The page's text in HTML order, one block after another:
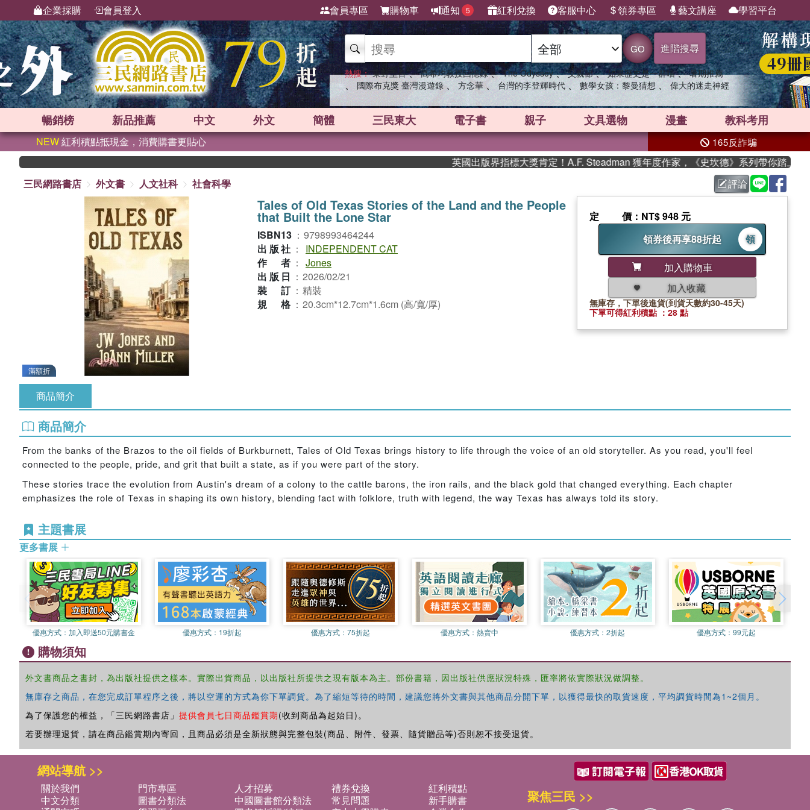
企業採購 會員登入 會員專區 購物車 通知 5 紅利兌換 客服中心 領券專區 藝文講座 學習平台
GO 進階搜尋
熱搜： 東野圭吾 、 高希均教授回憶錄 、 The Odyssey 、 父親節 、 如果歷史是一群喵 、 暑期推薦
、 國際布克獎 臺灣漫遊錄 、 方念華 、 台灣的李登輝時代 、 數學女孩：黎曼猜想 、 偉大的迷走神經
暢銷榜 新品推薦 中文 外文 簡體 三民東大 電子書 親子 文具選物 漫畫 教科考用
NEW紅利積點抵現金，消費購書更貼心 165反詐騙
英國出版界指標大獎肯定！A.F. Steadman 獲年度作家，《史坎德》系列帶你踏上熱血奇
三民網路書店
外文書 人文社科 社會科學 評論
滿額折
Tales of Old Texas Stories of the Land and the People
that Built the Lone Star
ISBN13 ： 9798993464244
出版社 ：
INDEPENDENT CAT
作者 ： Jones
出版日 ： 2026/02/21
裝訂 ： 精裝
規格 ： 20.3cm*12.7cm*1.6cm (高/寬/厚)
定價 ：NT$ 948 元
領券後再享88折起
領
加入購物車
加入收藏
無庫存，下單後進貨(到貨天數約30-45天)
下單可得紅利積點 ：28 點
商品簡介
商品簡介
From the banks of the Brazos to the oil fields of Burkburnett, Tales of Old Texas brings history to life through the voice of an old storyteller. As you read, you'll feel
connected to the people, pride, and grit that built a state, as if you were part of the story.
These stories trace the evolution from Austin's dream of a colony to the cattle barons, the iron rails, and the black gold that changed everything. Each chapter
emphasizes the role of Texas in shaping its own history, blending fact with folklore, truth with legend, the way Texas has always told its story.
主題書展
更多書展
優惠方式： 加入即送50元購書金 優惠方式： 19折起 優惠方式：75折起 優惠方式： 熱賣中 優惠方式：2折起 優惠方式：99元起
購物須知
外文書商品之書封，為出版社提供之樣本。實際出貨商品，以出版社所提供之現有版本為主。部份書籍，因出版社供應狀況特殊，匯率將依實際狀況做調整。
無庫存之商品，在您完成訂單程序之後，將以空運的方式為你下單調貨。為了縮短等待的時間，建議您將外文書與其他商品分開下單，以獲得最快的取貨速度，平均調貨時間為1~2個月。
為了保護您的權益，「三民網路書店」 提供會員七日商品鑑賞期(收到商品為起始日)。
若要辦理退貨，請在商品鑑賞期內寄回，且商品必須是全新狀態與完整包裝(商品、附件、發票、隨貨贈品等)否則恕不接受退貨。
網站導航 >>
關於我們 門市專區 人才招募 禮券兌換
紅利積點
中文分類
圖書分類法 中國圖書館分類法 常見問題
新手購書
聚焦三民 >>